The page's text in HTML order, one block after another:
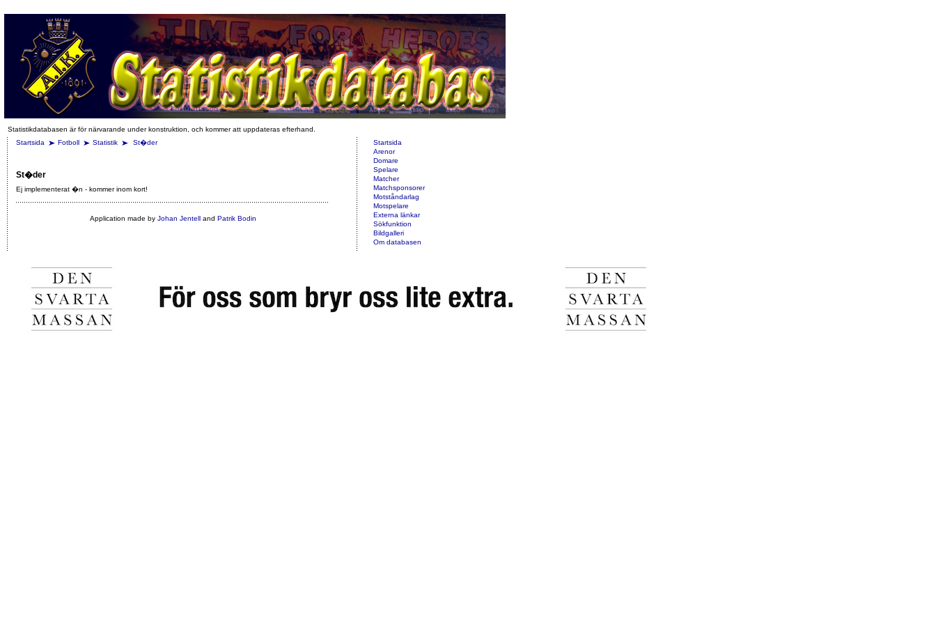
Statistikdatabasen är för närvarande under konstruktion, och kommer att uppdateras efterhand.
Startsida
Fotboll Statistik St�der
St�der
Ej implementerat �n - kommer inom kort!
Application made by Johan Jentelland Patrik Bodin
Startsida
Arenor
Domare
Spelare
Matcher
Matchsponsorer
Motståndarlag
Motspelare
Externa länkar
Sökfunktion
Bildgalleri
Om databasen